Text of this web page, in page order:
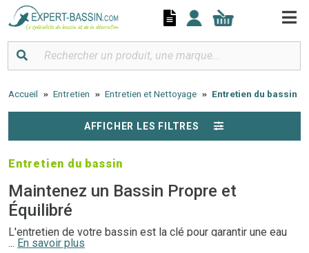
Accueil Entretien Entretien et Nettoyage Entretien du bassin
AFFICHER LES FILTRES
Entretien du bassin
Maintenez un Bassin Propre et
Équilibré
L'entretien de votre bassin est la clé pour garantir une eau
claire, un environnement sain pour vos poissons et une
... En savoir plus
Panneau de gestion des cookies